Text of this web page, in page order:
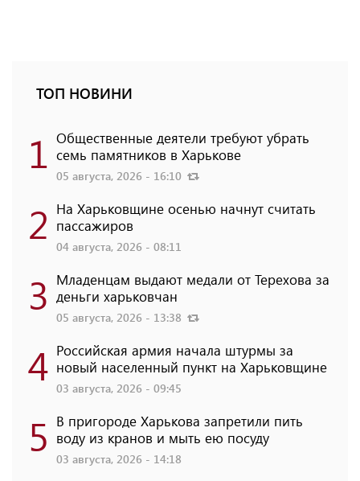
ТОП НОВИНИ
1 Общественные деятели требуют убрать
семь памятников в Харькове
05 августа, 2026 - 16:10
2 На Харьковщине осенью начнут считать
пассажиров
04 августа, 2026 - 08:11
3 Младенцам выдают медали от Терехова за
деньги харьковчан
05 августа, 2026 - 13:38
4 Российская армия начала штурмы за
новый населенный пункт на Харьковщине
03 августа, 2026 - 09:45
5 В пригороде Харькова запретили пить
воду из кранов и мыть ею посуду
03 августа, 2026 - 14:18